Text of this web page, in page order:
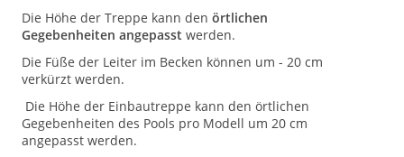
Die Höhe der Treppe kann den örtlichen
Gegebenheiten angepasst werden.
Die Füße der Leiter im Becken können um - 20 cm
verkürzt werden.
Die Höhe der Einbautreppe kann den örtlichen
Gegebenheiten des Pools pro Modell um 20 cm
angepasst werden.